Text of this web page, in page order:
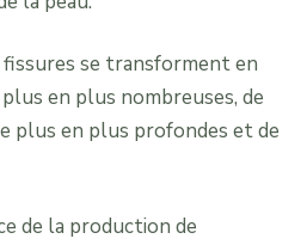
se transforment en
en plus nombreuses, de
plus en plus profondes et de
de la production de